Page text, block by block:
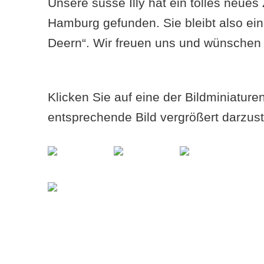
Hamburg gefunden. Sie bleibt also
Deern“. Wir freuen uns und
Klicken Sie auf eine der
entsprechende Bild vergrößert